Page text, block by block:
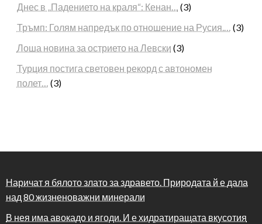
Днес в „Падението на краля“: Кенан… (3)
Тръмп: Голям напредък по отношение на Русия.… (3)
Лоша новина за острието на Левски (3)
Турция постига световен рекорд с автономен
полет… (3)
Наричат я бялото злато за здравето. Природата й е дала
над 80 жизненоважни минерали
В нея има авокадо и ягоди. И е хидратиращата вкусотия